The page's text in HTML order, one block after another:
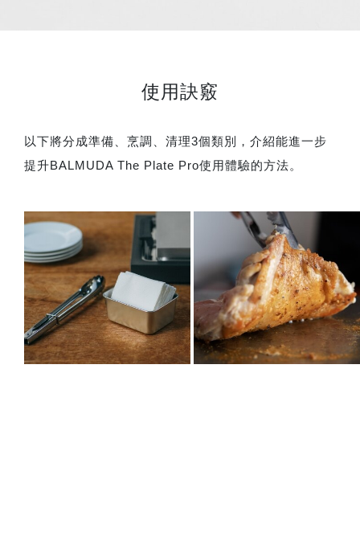
使用訣竅
以下將分成準備、烹調、清理3個類別，介紹能進一步
提升BALMUDA The Plate Pro使用體驗的方法。